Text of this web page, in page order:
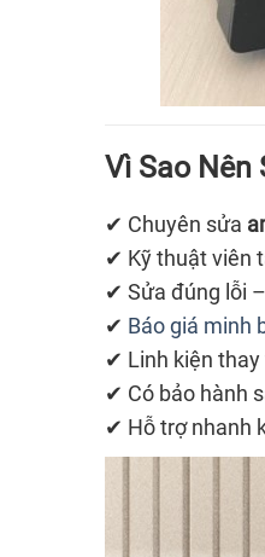
Vì Sao Nên
✔ Chuyên sửa
✔ Kỹ thuật viên
✔ Sửa đúng lỗi
✔ Báo giá minh
✔ Linh kiện
✔ Có bảo hành
✔ Hỗ trợ nhanh